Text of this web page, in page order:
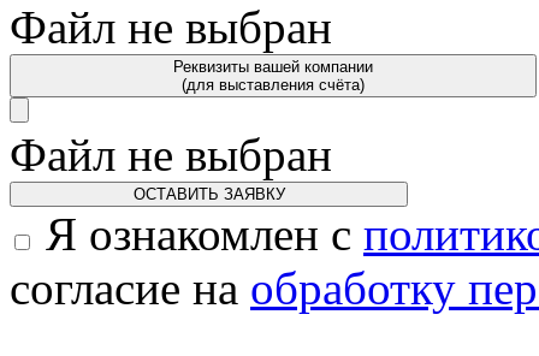
Файл не выбран
Реквизиты вашей компании
(для выставления счёта)
Файл не выбран
ОСТАВИТЬ ЗАЯВКУ
Я ознакомлен с
согласие на обработку